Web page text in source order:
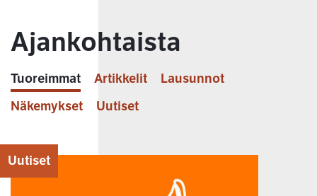
Ajankohtaista
Tuoreimmat Artikkelit
Lausunnot
Näkemykset
Uutiset
Uutiset